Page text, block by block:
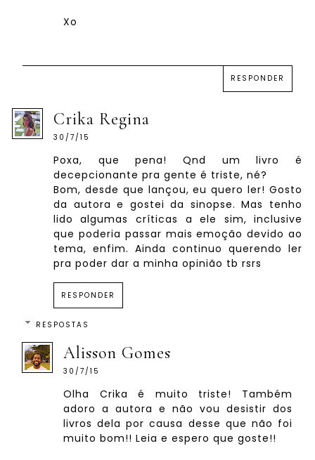
Xo
RESPONDER
Crika Regina
30/7/15
Poxa, que pena! Qnd um livro é
decepcionante pra gente é triste, né?
Bom, desde que lançou, eu quero ler! Gosto
da autora e gostei da sinopse. Mas tenho
lido algumas críticas a ele sim, inclusive
que poderia passar mais emoção devido ao
tema, enfim. Ainda continuo querendo ler
pra poder dar a minha opinião tb rsrs
RESPONDER
RESPOSTAS
Alisson Gomes
30/7/15
Olha Crika é muito triste! Também
adoro a autora e não vou desistir dos
livros dela por causa desse que não foi
muito bom!! Leia e espero que goste!!